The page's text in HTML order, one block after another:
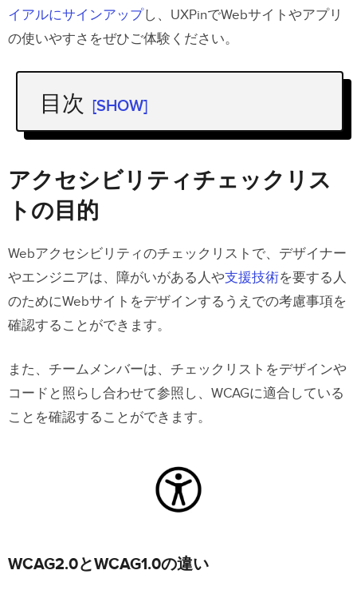
イアルにサインアップし、UXPinでWebサイトやアプリ
の使いやすさをぜひご体験ください。
目次 [SHOW]
アクセシビリティチェックリストの目
的
WCAG2.0とWCAG1.0の違い
アクセシビリティ準拠の成功基準にお
ける３つのレベル
レベル A
レベル AA
レベル AAA
デザイナー向け Webサイトのアクセシ
ビリティのためのチェックリスト
ページタイトル、見出し、ラベル
アクセシビリティチェックリス
トの目的
Webアクセシビリティのチェックリストで、デザイナー
やエンジニアは、障がいがある人や支援技術を要する人
のためにWebサイトをデザインするうえでの考慮事項を
確認することができます。
また、チームメンバーは、チェックリストをデザインや
コードと照らし合わせて参照し、WCAGに適合している
ことを確認することができます。
WCAG2.0とWCAG1.0の違い